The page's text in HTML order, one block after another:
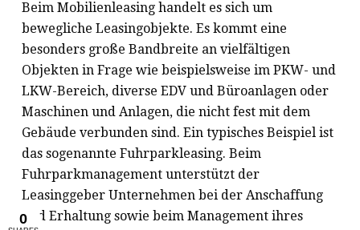
Beim Mobilienleasing handelt es sich um
bewegliche Leasingobjekte. Es kommt eine
besonders große Bandbreite an vielfältigen
Objekten in Frage wie beispielsweise im PKW- und
LKW-Bereich, diverse EDV und Büroanlagen oder
Maschinen und Anlagen, die nicht fest mit dem
Gebäude verbunden sind. Ein typisches Beispiel ist
das sogenannte Fuhrparkleasing. Beim
Fuhrparkmanagement unterstützt der
Leasinggeber Unternehmen bei der Anschaffung
und Erhaltung sowie beim Management ihres